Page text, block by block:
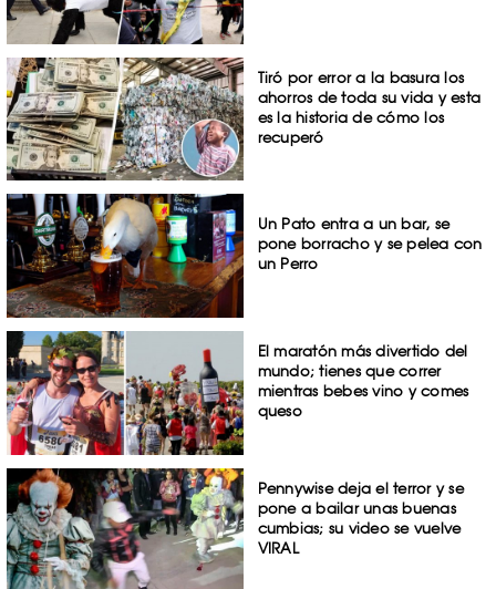
Tiró por error a la basura los
ahorros de toda su vida y esta
es la historia de cómo los
recuperó
Un Pato entra a un bar, se
pone borracho y se pelea con
un Perro
El maratón más divertido del
mundo; tienes que correr
mientras bebes vino y comes
queso
Pennywise deja el terror y se
pone a bailar unas buenas
cumbias; su video se vuelve
VIRAL